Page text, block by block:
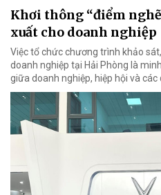
Khơi thông “điểm
xuất cho doanh nghiệp
Việc tổ chức chương trình khảo
doanh nghiệp tại Hải Phòng là
giữa doanh nghiệp, hiệp hội và các